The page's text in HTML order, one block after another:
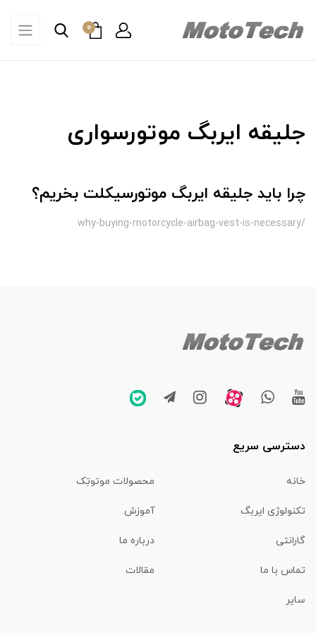
0
جلیقه ایربگ موتورسواری
چرا باید جلیقه ایربگ موتورسیکلت بخریم؟
/why-buying-motorcycle-airbag-vest-is-necessary
دسترسی سریع
خانه محصولات موتوتِک
تکنولوژی ایربگ آموزش
گارانتی درباره ما
تماس با ما مقالات
سایر